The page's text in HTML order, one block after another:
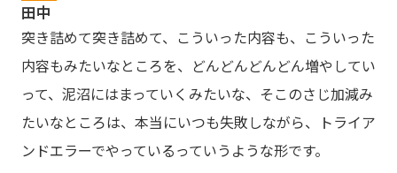
田中
突き詰めて突き詰めて、こういった内容も、こういった
内容もみたいなところを、どんどんどんどん増やしてい
って、泥沼にはまっていくみたいな、そこのさじ加減み
たいなところは、本当にいつも失敗しながら、トライア
ンドエラーでやっているっていうような形です。